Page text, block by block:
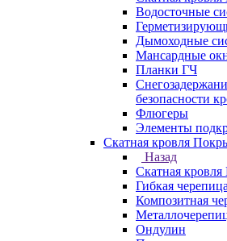
Водосточные
Дымоходные
Мансардные
Планки ГЧ
безопасности
Флюгеры
Элементы
Скатная кровля
Назад
Скатная
Гибкая черепица
Композитная
Ондулин